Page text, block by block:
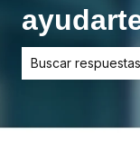
No hay